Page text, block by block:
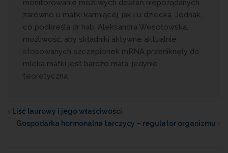
monitorowanie możliwych działań niepożądanych
zarówno u matki karmiącej, jak i u dziecka. Jednak,
co podkreśla dr hab. Aleksandra Wesołowska,
możliwość, aby składniki aktywne aktualnie
stosowanych szczepionek mRNA przeniknęły do
mleka matki jest bardzo mała, jedynie
teoretyczna.
Liść laurowy i jego właściwości
Gospodarka hormonalna tarczycy – regulator organizmu